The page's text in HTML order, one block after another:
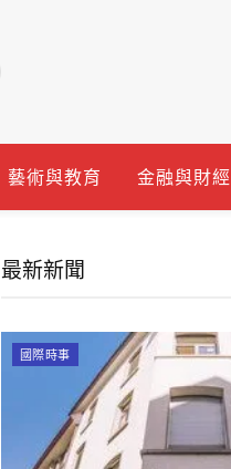
藝術與教育 金融與財經
最新新聞
國際時事